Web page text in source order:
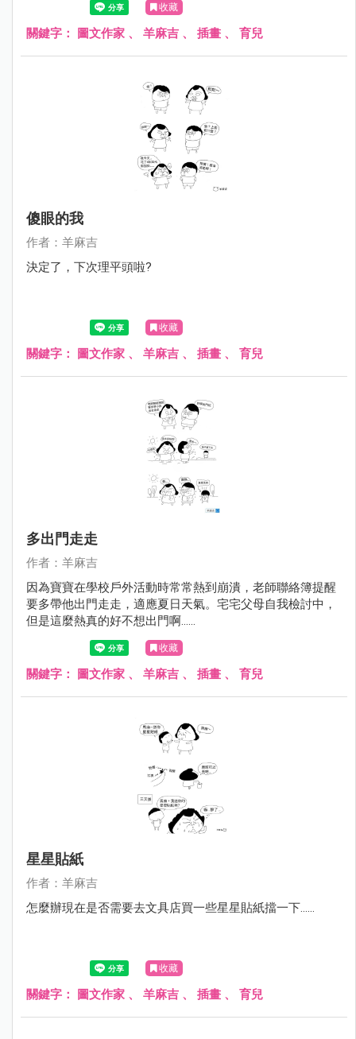
收藏
關鍵字： 圖文作家 、 羊麻吉 、 插畫 、 育兒
傻眼的我
作者：羊麻吉
決定了，下次理平頭啦?
收藏
關鍵字： 圖文作家 、 羊麻吉 、 插畫 、 育兒
多出門走走
作者：羊麻吉
因為寶寶在學校戶外活動時常常熱到崩潰，老師聯絡簿提醒
要多帶他出門走走，適應夏日天氣。宅宅父母自我檢討中，
但是這麼熱真的好不想出門啊……
收藏
關鍵字： 圖文作家 、 羊麻吉 、 插畫 、 育兒
星星貼紙
作者：羊麻吉
怎麼辦現在是否需要去文具店買一些星星貼紙擋一下……
收藏
關鍵字： 圖文作家 、 羊麻吉 、 插畫 、 育兒